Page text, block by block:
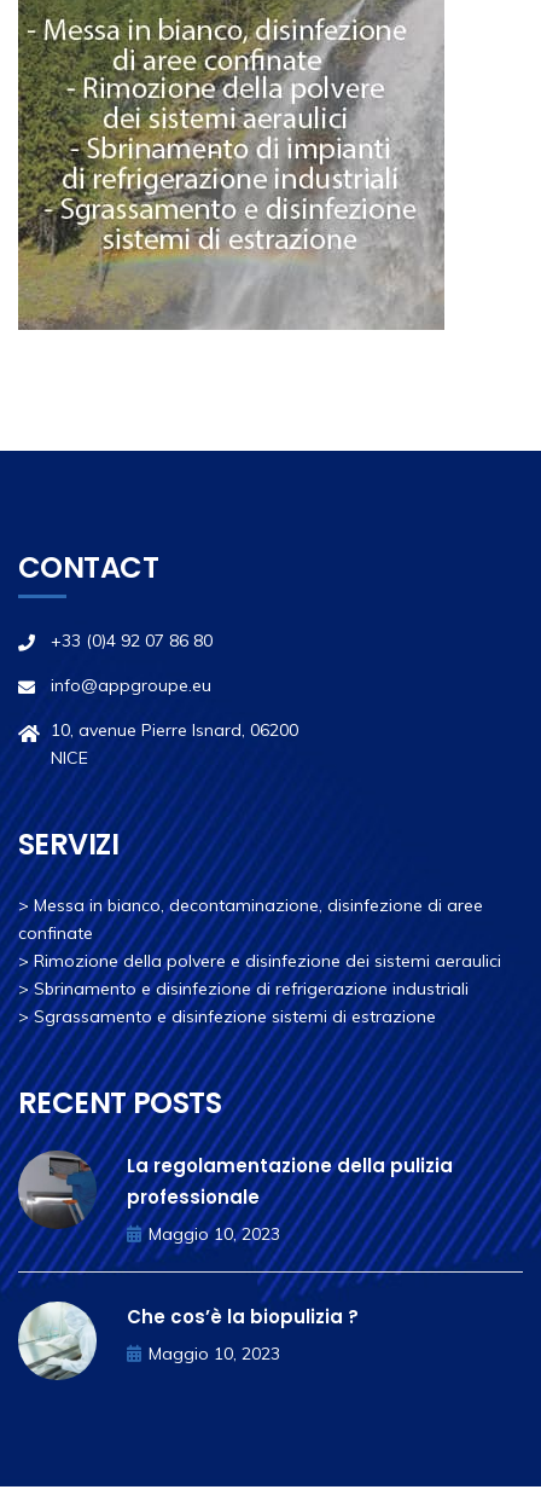
CONTACT
+33 (0)4 92 07 86 80
info@appgroupe.eu
10, avenue Pierre Isnard, 06200
NICE
SERVIZI
>Messa in bianco, decontaminazione, disinfezione di aree
confinate
>Rimozione della polvere e disinfezione dei sistemi aeraulici
>Sbrinamento e disinfezione di refrigerazione industriali
>Sgrassamento e disinfezione sistemi di estrazione
RECENT POSTS
La regolamentazione della pulizia
professionale
Maggio 10, 2023
Che cos’è la biopulizia ?
Maggio 10, 2023